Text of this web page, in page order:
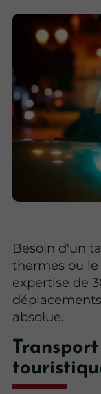
Besoin d'un
thermes ou le
expertise de
absolue.